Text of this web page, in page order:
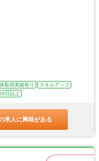
取得実績有り
スキルアップ
日以上
求人に興味がある